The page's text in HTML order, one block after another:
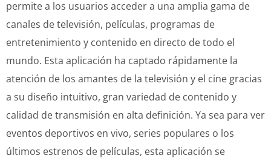
permite a los usuarios acceder a una amplia gama de
canales de televisión, películas, programas de
entretenimiento y contenido en directo de todo el
mundo. Esta aplicación ha captado rápidamente la
atención de los amantes de la televisión y el cine gracias
a su diseño intuitivo, gran variedad de contenido y
calidad de transmisión en alta definición. Ya sea para ver
eventos deportivos en vivo, series populares o los
últimos estrenos de películas, esta aplicación se